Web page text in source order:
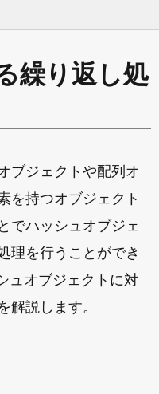
繰り返し処
ブジェクトや配列オ
を持つオブジェクト
でハッシュオブジェ
理を行うことができ
ュオブジェクトに対
解説します。